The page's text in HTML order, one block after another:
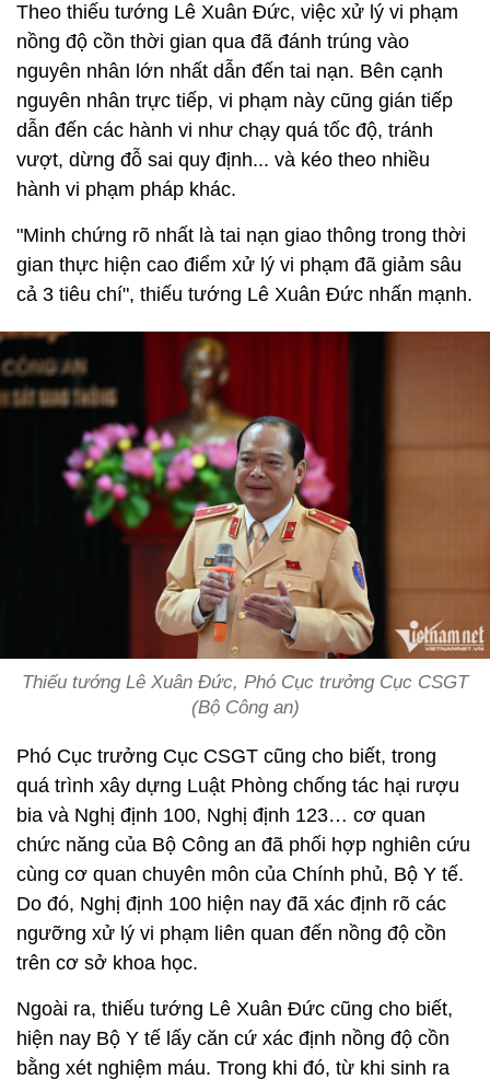
Theo thiếu tướng Lê Xuân Đức, việc xử lý vi phạm
nồng độ cồn thời gian qua đã đánh trúng vào
nguyên nhân lớn nhất dẫn đến tai nạn. Bên cạnh
nguyên nhân trực tiếp, vi phạm này cũng gián tiếp
dẫn đến các hành vi như chạy quá tốc độ, tránh
vượt, dừng đỗ sai quy định... và kéo theo nhiều
hành vi phạm pháp khác.
"Minh chứng rõ nhất là tai nạn giao thông trong thời
gian thực hiện cao điểm xử lý vi phạm đã giảm sâu
cả 3 tiêu chí", thiếu tướng Lê Xuân Đức nhấn mạnh.
Thiếu tướng Lê Xuân Đức, Phó Cục trưởng Cục CSGT
(Bộ Công an)
Phó Cục trưởng Cục CSGT cũng cho biết, trong
quá trình xây dựng Luật Phòng chống tác hại rượu
bia và Nghị định 100, Nghị định 123… cơ quan
chức năng của Bộ Công an đã phối hợp nghiên cứu
cùng cơ quan chuyên môn của Chính phủ, Bộ Y tế.
Do đó, Nghị định 100 hiện nay đã xác định rõ các
ngưỡng xử lý vi phạm liên quan đến nồng độ cồn
trên cơ sở khoa học.
Ngoài ra, thiếu tướng Lê Xuân Đức cũng cho biết,
hiện nay Bộ Y tế lấy căn cứ xác định nồng độ cồn
bằng xét nghiệm máu. Trong khi đó, từ khi sinh ra